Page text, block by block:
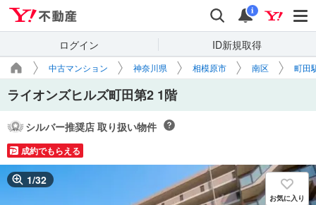
検索 通知
i
ログイン ID新規取得
中古マンション 神奈川県 相模原市 南区 町田
ライオンズヒルズ町田第2 1階
シルバー推奨店 取り扱い物件
成約でもらえる
1/32
お気に入り